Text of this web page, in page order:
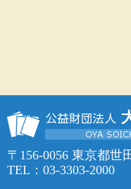
〒156-0056 東京都世
TEL：03-3303-2000